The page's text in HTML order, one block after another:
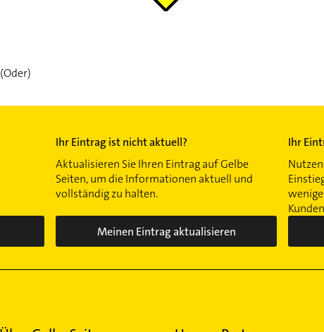
Ihr Eintrag ist nicht aktuell?
Aktualisieren Sie Ihren Eintrag auf Gelbe
Seiten, um die Informationen aktuell und
vollständig zu halten.
Meinen Eintrag aktualisieren
Ihr